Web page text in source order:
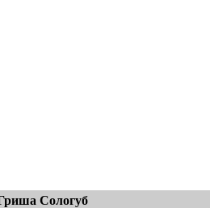
Сологуб